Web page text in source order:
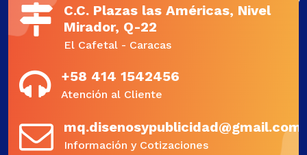
C.C. Plazas las Américas, Nivel
Mirador, Q-22
El Cafetal - Caracas
+58 414 1542456
Atención al Cliente
mq.disenosypublicidad@gmail.com
Información y Cotizaciones